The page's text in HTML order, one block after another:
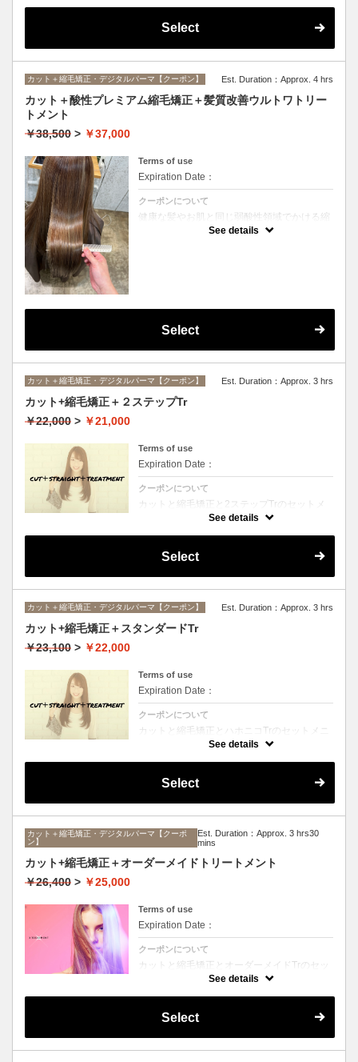
Select
カット＋縮毛矯正・デジタルパーマ【クーポン】 Est. Duration：Approx. 4 hrs
カット＋酸性プレミアム縮毛矯正＋髪質改善ウルトワトリー
トメント
￥38,500 > ￥37,000
Terms of use
Expiration Date：
クーポンについて
健康な髪やお肌と同じ弱酸性領域でかける縮
毛矯正☆髪を瘦せさせることなく、気になる
癖をナチュラルに伸ばせるスペシャルな縮毛
See details
Select
カット＋縮毛矯正・デジタルパーマ【クーポン】 Est. Duration：Approx. 3 hrs
カット+縮毛矯正＋２ステップTr
￥22,000 > ￥21,000
Terms of use
Expiration Date：
クーポンについて
カットと縮毛矯正と2ステップTrのセットメ
ニュー。髪質や状態に合わせて薬剤選定致し
See details
Select
カット＋縮毛矯正・デジタルパーマ【クーポン】 Est. Duration：Approx. 3 hrs
カット+縮毛矯正＋スタンダードTr
￥23,100 > ￥22,000
Terms of use
Expiration Date：
クーポンについて
カットと縮毛矯正とハホニコTrのセットメニ
ュー。髪質や状態に合わせて薬剤選定致しま
See details
Select
カット＋縮毛矯正・デジタルパーマ【クーポ
ン】
Est. Duration：Approx. 3 hrs30
mins
カット+縮毛矯正＋オーダーメイドトリートメント
￥26,400 > ￥25,000
Terms of use
Expiration Date：
クーポンについて
カットと縮毛矯正とオーダーメイドTrのセッ
トメニュー。髪質や状態に合わせて薬剤選定
See details
Select